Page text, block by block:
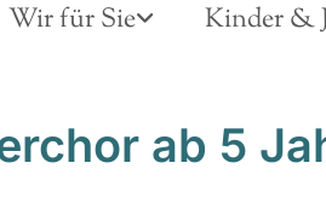
Wir für Sie Kinder &
ab 5